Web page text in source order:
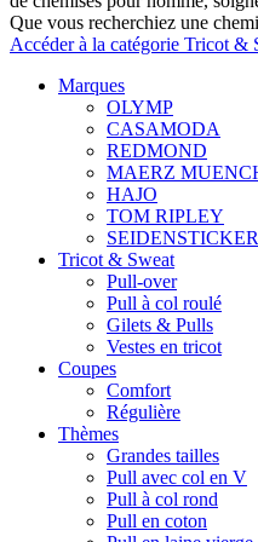
Que vous recherchiez une
Accéder à la catégorie Tricot &
Marques
OLYMP
CASAMODA
REDMOND
MAERZ
HAJO
TOM RIPLEY
SEIDENSTICKER
Tricot & Sweat
Pull-over
Pull à col roulé
Gilets & Pulls
Vestes en tricot
Coupes
Comfort
Régulière
Thèmes
Grandes tailles
Pull avec col en V
Pull à col rond
Pull en coton